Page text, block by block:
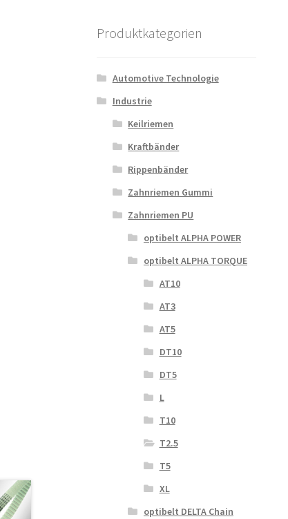
Produktkategorien
Automotive Technologie
Industrie
Keilriemen
Kraftbänder
Rippenbänder
Zahnriemen Gummi
Zahnriemen PU
optibelt ALPHA POWER
optibelt ALPHA TORQUE
AT10
AT3
AT5
DT10
DT5
L
T10
T2.5
T5
XL
optibelt DELTA Chain